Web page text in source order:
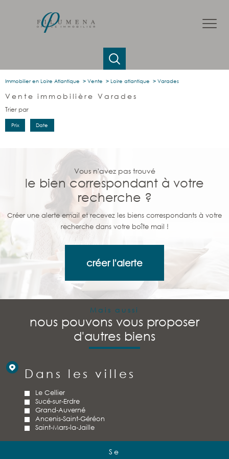
Immobilier en Loire Atlantique Vente Loire atlantique Varades
Vente immobilière Varades
Trier par
Prix Date
Vous n'avez pas trouvé
le bien correspondant à votre
recherche ?
Créer une alerte email et recevez les biens correspondants à votre
recherche dans votre boîte mail !
créer l'alerte
Mais aussi
nous pouvons vous proposer
d'autres biens
Dans les villes
Le Cellier
Sucé-sur-Erdre
Grand-Auverné
Ancenis-Saint-Géréon
Saint-Mars-la-Jaille
Se